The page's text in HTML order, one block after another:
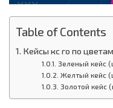
Table of Contents
Кейсы кс го по
Зеленый кейс
Желтый кейс
Золотой кейс